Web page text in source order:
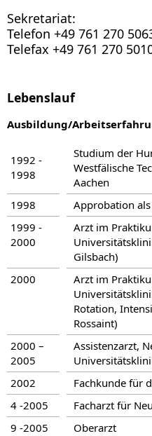
Sekretariat:
Telefon +49 761 270
Telefax +49 761 270
Lebenslauf
Ausbildung/
1992 -
1998
Studium der
Westfälische
Aachen
1998
Approbation
1999 -
2000
Arzt im
Gilsbach)
2000
Arzt im
Rotation,
Rossaint)
2000 –
2005
Assistenzarzt,
2002
Fachkunde für
4 -2005
Facharzt für
9 -2005
Oberarzt